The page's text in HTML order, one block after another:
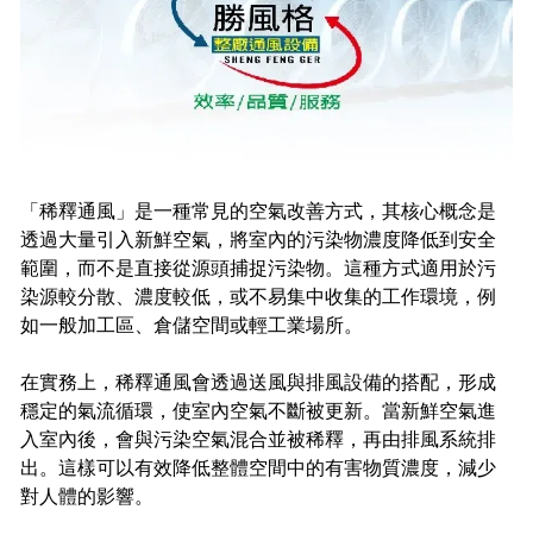
「稀釋通風」是一種常見的空氣改善方式，其核心概念是
透過大量引入新鮮空氣，將室內的污染物濃度降低到安全
範圍，而不是直接從源頭捕捉污染物。這種方式適用於污
染源較分散、濃度較低，或不易集中收集的工作環境，例
如一般加工區、倉儲空間或輕工業場所。
在實務上，稀釋通風會透過送風與排風設備的搭配，形成
穩定的氣流循環，使室內空氣不斷被更新。當新鮮空氣進
入室內後，會與污染空氣混合並被稀釋，再由排風系統排
出。這樣可以有效降低整體空間中的有害物質濃度，減少
對人體的影響。